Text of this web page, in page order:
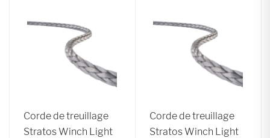
Corde de treuillage
Stratos Winch Light
Corde de treuillage
Stratos Winch Light